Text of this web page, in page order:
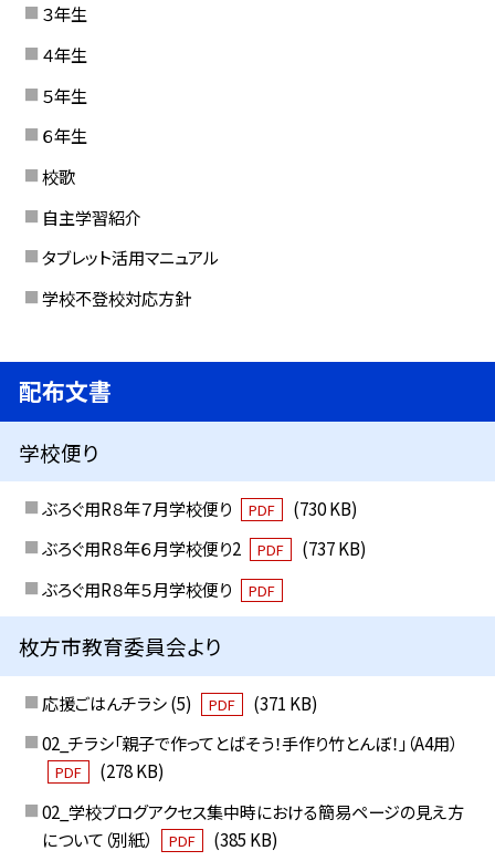
３年生
４年生
５年生
６年生
校歌
自主学習紹介
タブレット活用マニュアル
学校不登校対応方針
配布文書
学校便り
ぶろぐ用R８年７月学校便り PDF
(730 KB)
ぶろぐ用R８年６月学校便り2
PDF
(737 KB)
ぶろぐ用R８年５月学校便り
PDF
枚方市教育委員会より
応援ごはんチラシ (5) PDF
(371 KB)
02_チラシ「親子で作ってとばそう！手作り竹とんぼ！」（A4用）
PDF
(278 KB)
02_学校ブログアクセス集中時における簡易ページの見え方
について（別紙）
PDF
(385 KB)